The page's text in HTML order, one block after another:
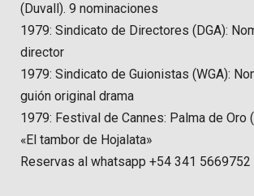
(Duvall). 9 nominaciones
1979: Sindicato de Directores (DGA):
director
1979: Sindicato de Guionistas (WGA):
guión original drama
1979: Festival de Cannes: Palma de Oro
«El tambor de Hojalata»
Reservas al whatsapp +54 341 5669752